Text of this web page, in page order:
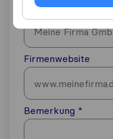
Firmenname
Firmenwebsite
Bemerkung *